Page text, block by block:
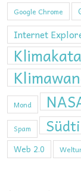
Google Chrome
Internet
Mond
Spam
Web 2.0